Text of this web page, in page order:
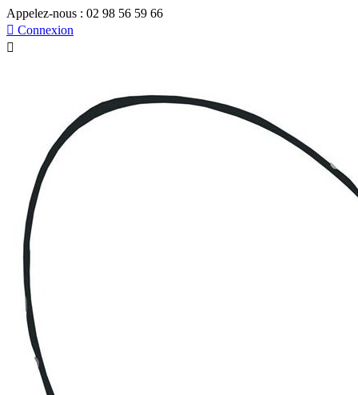
Appelez-nous : 02 98 56 59 66
 Connexion
